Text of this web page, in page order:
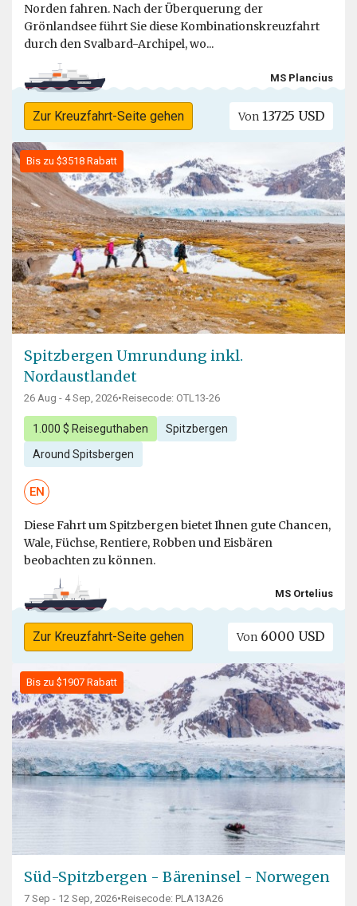
Norden fahren. Nach der Überquerung der
Grönlandsee führt Sie diese Kombinationskreuzfahrt
durch den Svalbard-Archipel, wo...
MS Plancius
Zur Kreuzfahrt-Seite gehen Von 13725 USD
Bis zu $3518 Rabatt
Spitzbergen Umrundung inkl.
Nordaustlandet
26 Aug - 4 Sep, 2026•Reisecode: OTL13-26
1.000 $ Reiseguthaben Spitzbergen
Around Spitsbergen
EN
Diese Fahrt um Spitzbergen bietet Ihnen gute Chancen,
Wale, Füchse, Rentiere, Robben und Eisbären
beobachten zu können.
MS Ortelius
Zur Kreuzfahrt-Seite gehen Von 6000 USD
Bis zu $1907 Rabatt
Süd-Spitzbergen - Bäreninsel - Norwegen
7 Sep - 12 Sep, 2026•Reisecode: PLA13A26